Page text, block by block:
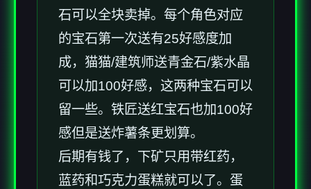
石可以全块卖掉。每个角色对应
的宝石第一次送有25好感度加
成，猫猫/建筑师送青金石/紫水晶
可以加100好感，这两种宝石可以
留一些。铁匠送红宝石也加100好
感但是送炸薯条更划算。
后期有钱了，下矿只用带红药，
蓝药和巧克力蛋糕就可以了。蛋